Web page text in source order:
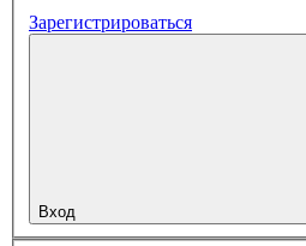
Зарегистрироваться
Вход